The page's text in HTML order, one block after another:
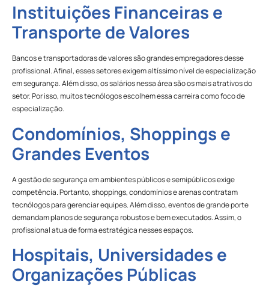
Instituições Financeiras e
Transporte de Valores
Bancos e transportadoras de valores são grandes empregadores desse
profissional. Afinal, esses setores exigem altíssimo nível de especialização
em segurança. Além disso, os salários nessa área são os mais atrativos do
setor. Por isso, muitos tecnólogos escolhem essa carreira como foco de
especialização.
Condomínios, Shoppings e
Grandes Eventos
A gestão de segurança em ambientes públicos e semipúblicos exige
competência. Portanto, shoppings, condomínios e arenas contratam
tecnólogos para gerenciar equipes. Além disso, eventos de grande porte
demandam planos de segurança robustos e bem executados. Assim, o
profissional atua de forma estratégica nesses espaços.
Hospitais, Universidades e
Organizações Públicas